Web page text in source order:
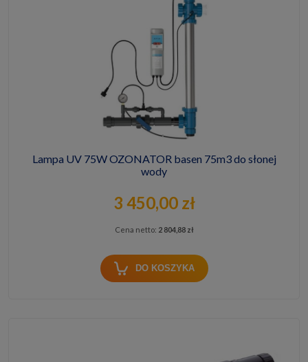
Lampa UV 75W OZONATOR basen 75m3 do słonej
wody
3 450,00 zł
Cena netto: 2 804,88 zł
DO KOSZYKA